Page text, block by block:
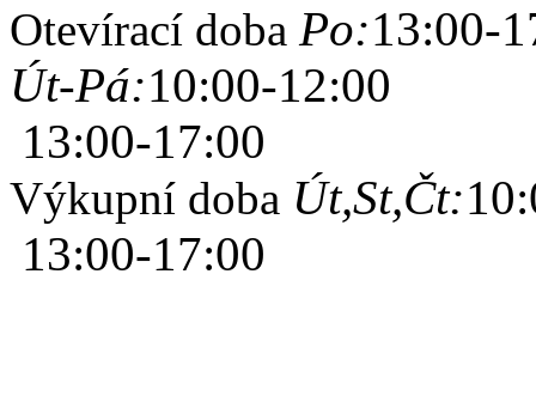
Otevírací doba Po:13:00-
Út-Pá:10:00-12:00
13:00-17:00
Výkupní doba Út,St,Čt:
13:00-17:00